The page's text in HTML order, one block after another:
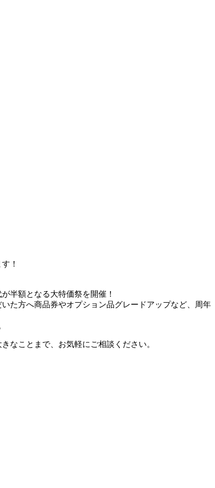
！
半額となる大特価祭を開催！
た方へ商品券やオプション品グレードアップなど、周年
なことまで、お気軽にご相談ください。